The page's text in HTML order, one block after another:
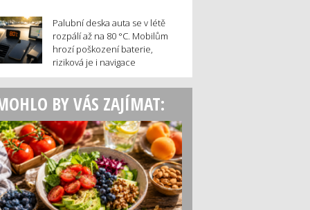
Palubní deska auta se v létě
rozpálí až na 80 °C. Mobilům
hrozí poškození baterie,
riziková je i navigace
BY VÁS ZAJÍMAT: